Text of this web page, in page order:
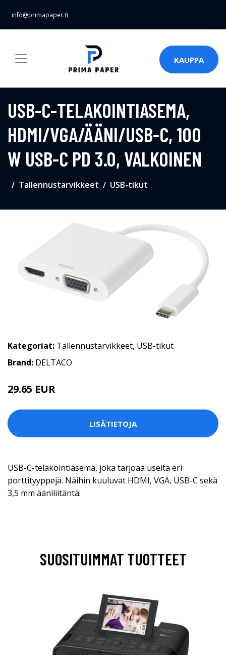
info@primapaper.fi
KAUPPA
USB-C-TELAKOINTIASEMA,
HDMI/VGA/ÄÄNI/USB-C, 100
W USB-C PD 3.0, VALKOINEN
Tallennustarvikkeet USB-tikut
Kategoriat: Tallennustarvikkeet, USB-tikut
Brand: DELTACO
29.65 EUR
LISÄTIETOJA
USB-C-telakointiasema, joka tarjoaa useita eri
porttityyppejä. Näihin kuuluvat HDMI, VGA, USB-C sekä
3,5 mm ääniliitäntä.
SUOSITUIMMAT TUOTTEET